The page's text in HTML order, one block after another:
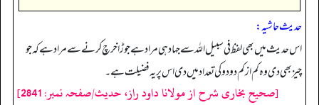
حدیث حاشیہ:
اس حدیث میں بھی لفظ فی سبیل اللہ سے جہاد ہی مراد ہے جوڑا خرچ کرنے سے مراد ہے کہ جو
چیز بھی دی وہ کم از کم دو دو کی تعداد میں دی اس پر یہ فضیلت ہے۔
[صحیح بخاری شرح از مولانا داود راز، حدیث/صفحہ نمبر: 2841]